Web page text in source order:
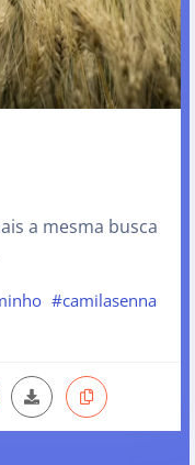
a mesma busca
#camilasenna